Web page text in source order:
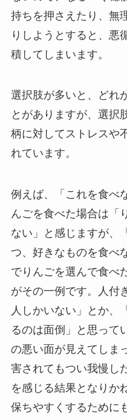
持ちを押さえたり、無
りしようとすると、悪
積してしまいます。
選択肢が多いと、どれ
とがありますが、選択
柄に対してストレスや
れています。
例えば、「これを食べ
んごを食べた場合は「
ない」と感じますが、
つ、好きなものを食べ
でりんごを選んで食べ
がその一例です。人付
人しかいない」とか、
るのは面倒」と思って
の悪い面が見えてしま
害されてもつい我慢し
を感じる結果となりか
保ちやすくするために